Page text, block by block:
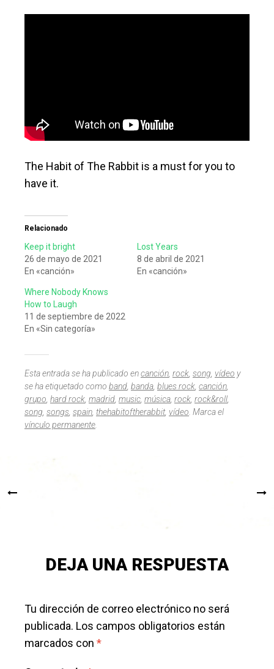
The Habit of The Rabbit is a must for you to
have it.
Relacionado
Keep it bright
26 de mayo de 2021
En «canción»
Lost Years
8 de abril de 2021
En «canción»
Where Nobody Knows
How to Laugh
11 de septiembre de 2022
En «Sin categoría»
Esta entrada se ha publicado encanción, rock, song, vídeo y
se ha etiquetado como band, banda, blues rock, canción,
grupo, hard rock, madrid, music, música, rock, rock&roll,
song, songs, spain, thehabitoftherabbit, vídeo. Marca el
vínculo permanente.
Navegador
DEJA UNA RESPUESTA
Tu dirección de correo electrónico no será
publicada. Los campos obligatorios están
marcados con *